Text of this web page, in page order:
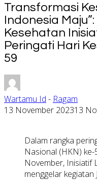
Transformasi
Indonesia
Kesehatan
Peringati Hari
59
Wartamu Id - Ragam
13 November 202313
Dalam rangka
Nasional (HKN)
November, Inisiatif
menggelar